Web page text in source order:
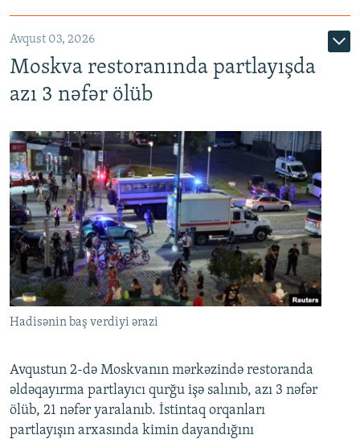
Avqust 03, 2026
Moskva restoranında partlayışda
azı 3 nəfər ölüb
Hadisənin baş verdiyi ərazi
Avqustun 2-də Moskvanın mərkəzində restoranda
əldəqayırma partlayıcı qurğu işə salınıb, azı 3 nəfər
ölüb, 21 nəfər yaralanıb. İstintaq orqanları
partlayışın arxasında kimin dayandığını